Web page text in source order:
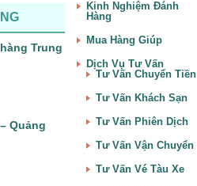
Trung
Quảng
Kinh Nghiệm Đánh
Hàng
Mua Hàng Giúp
Dịch Vụ Tư Vấn
Tư Vấn Chuyển Tiền
Tư Vấn Khách Sạn
Tư Vấn Phiên Dịch
Tư Vấn Vận Chuyển
Tư Vấn Vé Tàu Xe